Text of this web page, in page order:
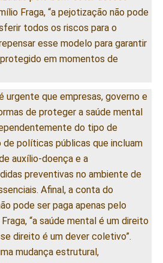
Fraga, “a pejotização não pode
todos os riscos para o
esse modelo para garantir
em momentos de
urgente que empresas, governo e
de proteger a saúde mental
do tipo de
políticas públicas que incluam
auxílio-doença e a
preventivas no ambiente de
Afinal, a conta do
pode ser paga apenas pelo
“a saúde mental é um direito
direito é um dever coletivo”.
mudança estrutural,